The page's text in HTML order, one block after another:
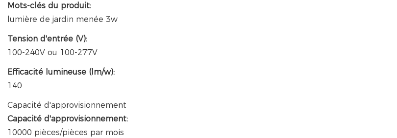
Mots-clés du produit:
lumière de jardin menée 3w
Tension d'entrée (V):
100-240V ou 100-277V
Efficacité lumineuse (lm/w):
140
Capacité d'approvisionnement
Capacité d'approvisionnement:
10000 pièces/pièces par mois